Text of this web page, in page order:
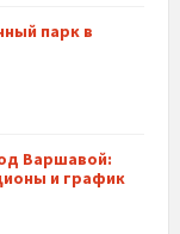
парк в
Варшавой:
и график